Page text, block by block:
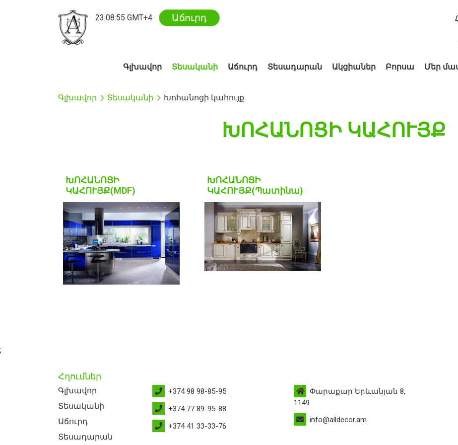
23:08:55 GMT+4 Աճուրդ
Գլխավոր Տեսականի Աճուրդ Տեսադարան Ակցիաներ Բորսա Մեր
Գլխավոր Տեսականի Խոհանոցի կահույք
ԽՈՀԱՆՈՑԻ ԿԱՀՈՒՅՔ
ԽՈՀԱՆՈՑԻ
ԿԱՀՈՒՅՔ(MDF)
ԽՈՀԱՆՈՑԻ
ԿԱՀՈՒՅՔ(Պատինա)
;
Հղումներ
Գլխավոր
Տեսականի
Աճուրդ
Տեսադարան
+374 98 98-85-95
+374 77 89-95-88
+374 41 33-33-76
Փարաքար Երևանյան 8,
1149
info@alldecor.am